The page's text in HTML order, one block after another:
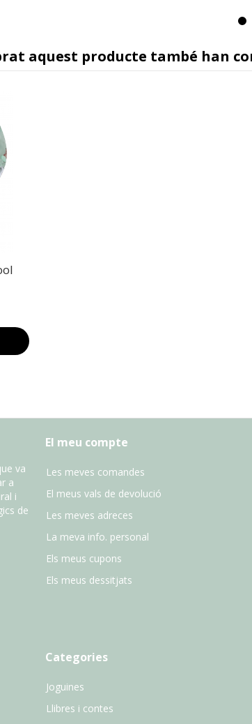
aquest producte també han
va
a
i
de
El meu compte
Les meves comandes
El meus vals de devolució
Les meves adreces
La meva info. personal
Els meus cupons
Els meus dessitjats
Categories
Joguines
Llibres i contes